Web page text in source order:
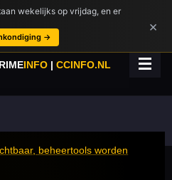
RIMEINFO | CCINFO.NL
beheertools worden
wekelijks op vrijdag, en er
→
×